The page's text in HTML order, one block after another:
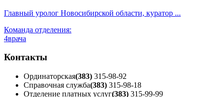
Главный уролог Новосибирской области, куратор ...
Команда отделения:
4врача
Контакты
Ординаторская(383) 315-98-92
Справочная служба(383) 315-98-18
Отделение платных услуг(383) 315-99-99